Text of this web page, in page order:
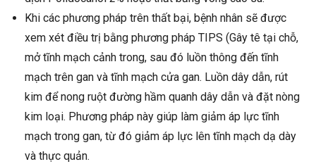
Khi các phương pháp trên thất bại, bệnh nhân sẽ được
xem xét điều trị bằng phương pháp TIPS (Gây tê tại chỗ,
mở tĩnh mạch cảnh trong, sau đó luồn thông đến tĩnh
mạch trên gan và tĩnh mạch cửa gan. Luồn dây dẫn, rút
kim để nong ruột đường hầm quanh dây dẫn và đặt nòng
kim loại. Phương pháp này giúp làm giảm áp lực tĩnh
mạch trong gan, từ đó giảm áp lực lên tĩnh mạch dạ dày
và thực quản.